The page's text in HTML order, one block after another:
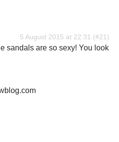
5 August 2015 at 22:31
sandals are so sexy! You look